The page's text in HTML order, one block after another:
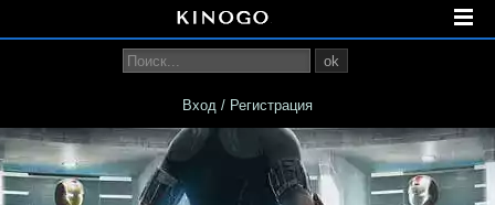
ok
Вход / Регистрация